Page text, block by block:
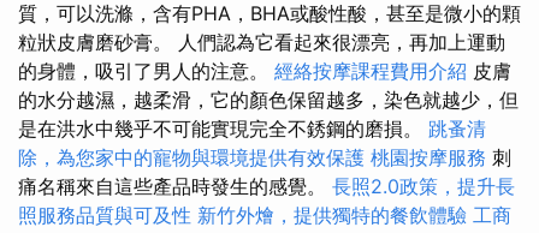
質，可以洗滌，含有PHA，BHA或酸性酸，甚至是微小的顆
粒狀皮膚磨砂膏。 人們認為它看起來很漂亮，再加上運動
的身體，吸引了男人的注意。 經絡按摩課程費用介紹 皮膚
的水分越濕，越柔滑，它的顏色保留越多，染色就越少，但
是在洪水中幾乎不可能實現完全不銹鋼的磨損。 跳蚤清
除，為您家中的寵物與環境提供有效保護 桃園按摩服務 刺
痛名稱來自這些產品時發生的感覺。 長照2.0政策，提升長
照服務品質與可及性 新竹外燴，提供獨特的餐飲體驗 工商